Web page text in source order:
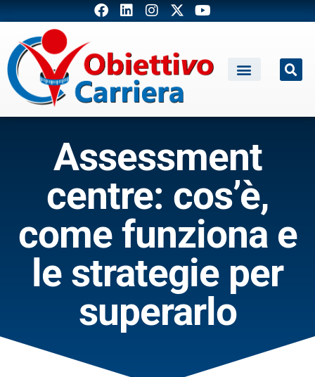
Assessment
centre: cos’è,
come funziona e
le strategie per
superarlo